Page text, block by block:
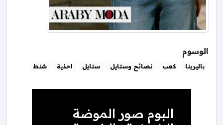
الوسوم
باليرينا كعب نصائح وستايل ستايل احذية شنط
البوم صور الموضة